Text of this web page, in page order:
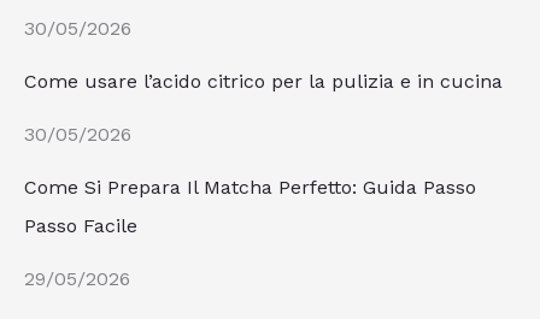
30/05/2026
Come usare l’acido citrico per la pulizia e in cucina
30/05/2026
Come Si Prepara Il Matcha Perfetto: Guida Passo
Passo Facile
29/05/2026